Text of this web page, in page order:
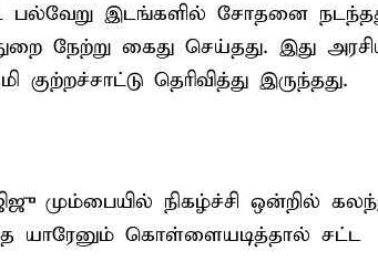
இடங்களில் சோதனை
நேற்று கைது செய்தது. இது
தெரிவித்து இருந்தது.
மும்பையில் நிகழ்ச்சி ஒன்றில்
யாரேனும் கொள்ளையடித்தால் சட்ட